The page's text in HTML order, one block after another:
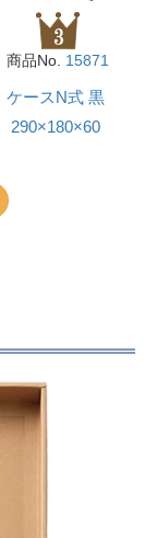
商品No. 15871
ケースN式 黒
290×180×60